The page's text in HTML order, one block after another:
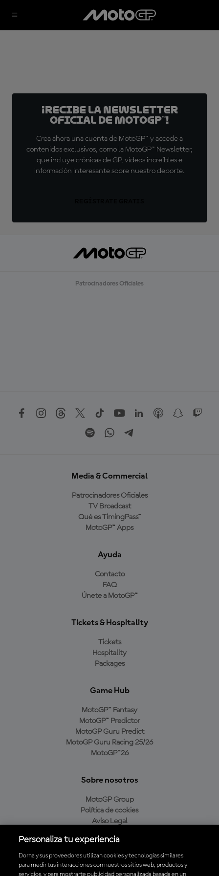
¡Recibe la Newsletter
oficial de MotoGP™!
Crea ahora una cuenta de MotoGP™ y accede a
contenidos exclusivos, como la MotoGP™ Newsletter,
que incluye crónicas de GP, vídeos increíbles e
información interesante sobre nuestro deporte.
Patrocinadores Oficiales
Media & Commercial
Patrocinadores Oficiales
TV Broadcast
Qué es TimingPass™
MotoGP™ Apps
Ayuda
Contacto
FAQ
Únete a MotoGP™
Tickets & Hospitality
Tickets
Hospitality
Packages
Game Hub
MotoGP™ Fantasy
MotoGP™ Predictor
MotoGP Guru Predict
MotoGP Guru Racing 25/26
MotoGP™26
Sobre nosotros
MotoGP Group
Política de cookies
Aviso Legal
Política de compra
Personaliza tu experiencia
Dorna y sus proveedores utilizan cookies y tecnologías similares
para medir tus interacciones con nuestros sitios web, productos y
servicios, y para mostrarte publicidad personalizada basada en un